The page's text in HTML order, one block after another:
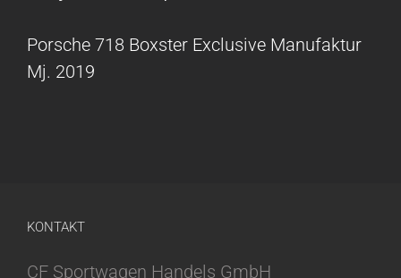
Porsche 718 Boxster Exclusive Manufaktur
Mj. 2019
KONTAKT
CF Sportwagen Handels GmbH